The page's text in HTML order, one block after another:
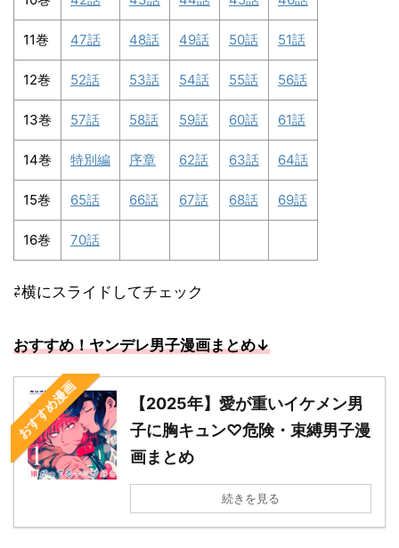
11巻 47話 48話 49話 50話 51話
12巻 52話 53話 54話 55話 56話
13巻 57話 58話 59話 60話 61話
14巻 特別編 序章 62話 63話 64話
15巻 65話 66話 67話 68話 69話
16巻 70話
⇄横にスライドしてチェック
おすすめ！ヤンデレ男子漫画まとめ↓
おすすめ漫画
【2025年】愛が重いイケメン男
子に胸キュン♡危険・束縛男子漫
画まとめ
続きを見る